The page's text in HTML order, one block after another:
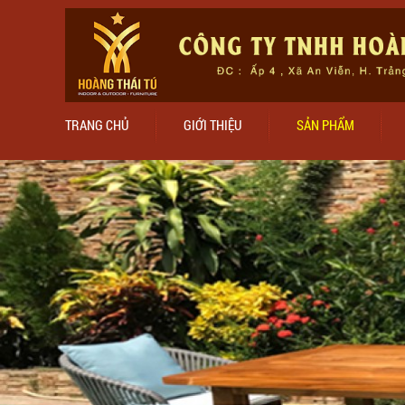
TRANG CHỦ GIỚI THIỆU SẢN PHẨM